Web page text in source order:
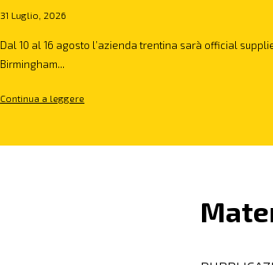
31 Luglio, 2026
Dal 10 al 16 agosto l’azienda trentina sarà official
Birmingham...
Continua a leggere